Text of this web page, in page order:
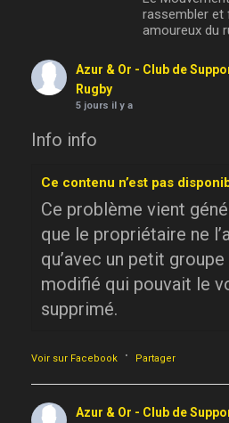
rassembler et
amoureux du
Azur & Or - Club de
Rugby
5 jours il y a
Info info
Ce contenu n’est pas
Ce problème vient
que le propriétaire ne
qu’avec un petit
modifié qui pouvait le
supprimé.
Voir sur Facebook · Partager
Azur & Or - Club de